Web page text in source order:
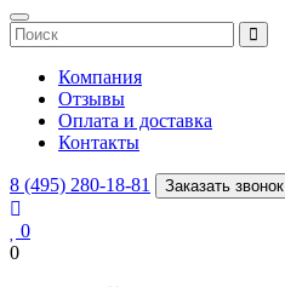
Компания
Отзывы
Оплата и доставка
Контакты
8 (495) 280-18-81 Заказать звонок
0
0